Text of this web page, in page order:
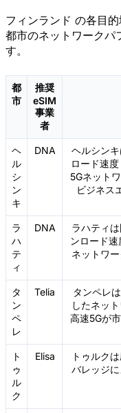
フィンランド の各目
都市のネットワークパ
す。
都
市
推奨
eSIM
事業
者
ヘ
ル
シ
ン
キ
DNA
ヘルシン
ロード速
5Gネット
ビジネス
ラ
ハ
テ
ィ
DNA
ラハティ
ンロード
ネットワ
タ
ン
ペ
レ
Telia
タンペレ
したネッ
高速5Gが
ト
ゥ
ル
ク
Elisa
トゥルク
バレッジ